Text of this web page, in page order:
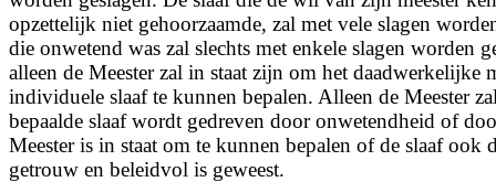
opzettelijk niet gehoorzaamde, zal met vele slagen
die onwetend was zal slechts met enkele slagen worden
alleen de Meester zal in staat zijn om het daadwerkelijke
individuele slaaf te kunnen bepalen. Alleen de Meester
bepaalde slaaf wordt gedreven door onwetendheid of
Meester is in staat om te kunnen bepalen of de slaaf ook
getrouw en beleidvol is geweest.